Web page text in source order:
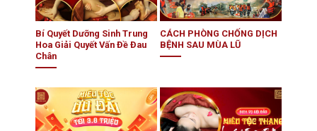
Bí Quyết Dưỡng Sinh Trung
Hoa Giải Quyết Vấn Đề Đau
Chân
CÁCH PHÒNG CHỐNG DỊCH
BỆNH SAU MÙA LŨ